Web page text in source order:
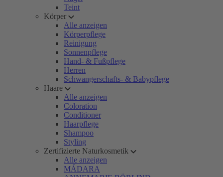
Teint
Körper
Alle anzeigen
Körperpflege
Reinigung
Sonnenpflege
Hand- & Fußpflege
Herren
Schwangerschafts- & Babypflege
Haare
Alle anzeigen
Coloration
Conditioner
Haarpflege
Shampoo
Styling
Zertifizierte Naturkosmetik
Alle anzeigen
MÁDARA